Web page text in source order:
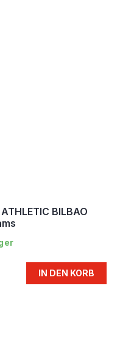
BILBAO
IN DEN KORB